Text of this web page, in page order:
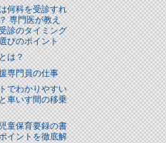
何科を受診すれ
専門医が教え
診のタイミング
びのポイント
は？
専門員の仕事
でわかりやすい
⾞いす間の移乗
童保育要録の書
イントを徹底解